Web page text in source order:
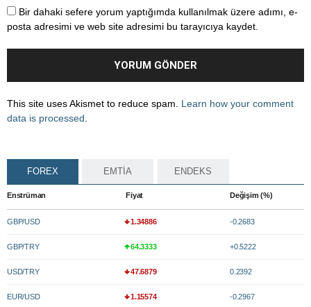
Bir dahaki sefere yorum yaptığımda kullanılmak üzere adımı, e-
posta adresimi ve web site adresimi bu tarayıcıya kaydet.
This site uses Akismet to reduce spam. Learn how your comment
data is processed
FOREX EMTİA ENDEKS
Enstrüman Fiyat Değişim (%)
GBP/USD 1.34886 -0.2683
GBP/TRY 64.3333 +0.5222
USD/TRY 47.6879 0.2392
EUR/USD 1.15574 -0.2967